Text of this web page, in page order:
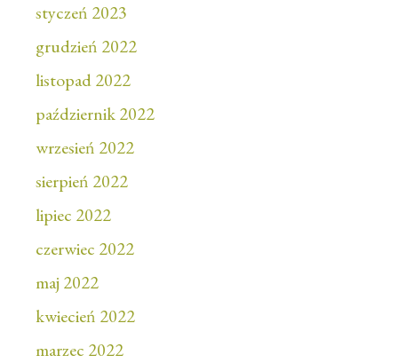
styczeń 2023
grudzień 2022
listopad 2022
październik 2022
wrzesień 2022
sierpień 2022
lipiec 2022
czerwiec 2022
maj 2022
kwiecień 2022
marzec 2022